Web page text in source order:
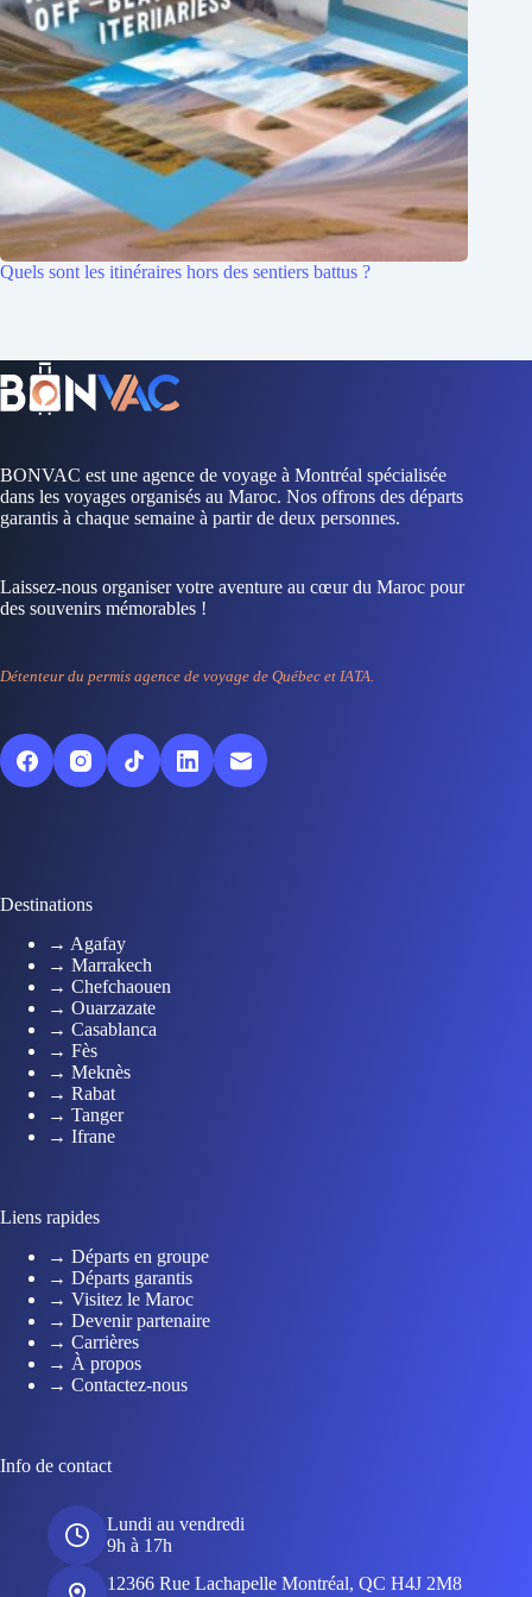
Quels sont les itinéraires hors des sentiers battus ?
BONVAC est une agence de voyage à Montréal spécialisée
dans les voyages organisés au Maroc. Nos offrons des départs
garantis à chaque semaine à partir de deux personnes.
Laissez-nous organiser votre aventure au cœur du Maroc pour
des souvenirs mémorables !
Détenteur du permis agence de voyage de Québec et IATA.
Destinations
→ Agafay
→ Marrakech
→ Chefchaouen
→ Ouarzazate
→ Casablanca
→ Fès
→ Meknès
→ Rabat
→ Tanger
→ Ifrane
Liens rapides
→ Départs en groupe
→ Départs garantis
→ Visitez le Maroc
→ Devenir partenaire
→ Carrières
→ À propos
→ Contactez-nous
Info de contact
Lundi au vendredi
9h à 17h
12366 Rue Lachapelle Montréal, QC H4J 2M8